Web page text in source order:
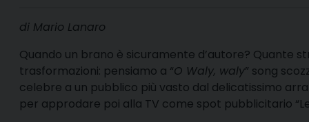
di Mario Lanaro
Quando un brano è sicuramente d’autore? Quante
trasformazioni: pensiamo a “O Waly, waly” song
celebre a un pubblico più vasto dal delicatissimo
per approdare poi alla TV come spot pubblicitario